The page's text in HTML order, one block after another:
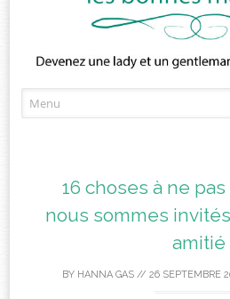
to
16 choses à ne
nous sommes
amitié
BY HANNA GAS// 26 SEPTEMBRE